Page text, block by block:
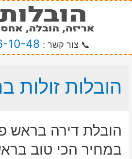
📞 צור קשר : 10-48
הובלות זולות
הובלת דירה בראש
במחיר הכי טוב